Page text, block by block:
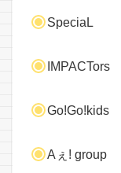
SpeciaL
IMPACTors
Go!Go!kids
Aぇ! group